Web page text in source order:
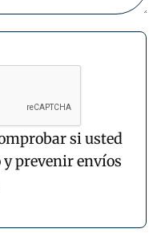
si usted
prevenir envíos